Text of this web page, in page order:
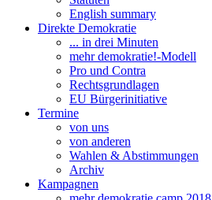
English summary
Direkte Demokratie
... in drei Minuten
mehr demokratie!-Modell
Pro und Contra
Rechtsgrundlagen
EU Bürgerinitiative
Termine
von uns
von anderen
Wahlen & Abstimmungen
Archiv
Kampagnen